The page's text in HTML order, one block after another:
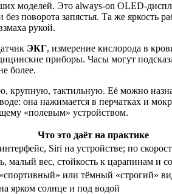
моделей. Это always-on OLED-
поворота запястья. Та же
рукой.
ЭКГ, измерение кислорода в
приборы. Часы могут
более.
крупную, тактильную. Её можно
она нажимается в перчатках и
«полевым» устройством.
Что это даёт на практике
Siri на устройстве; по
малый вес, стойкость к царапинам и
или тёмный «строгий»
ярком солнце и под водой